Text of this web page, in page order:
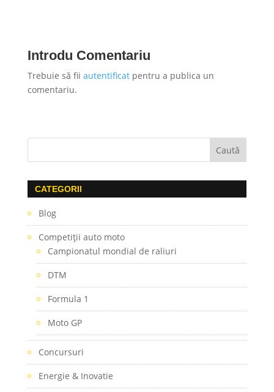
Introdu Comentariu
Trebuie să fii autentificatpentru a publica un
comentariu.
CATEGORII
Blog
Competiţii auto moto
Campionatul mondial de raliuri
DTM
Formula 1
Moto GP
Concursuri
Energie & Inovatie